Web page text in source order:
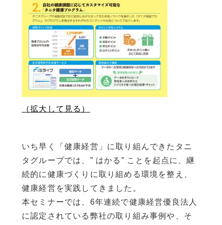
（拡大して見る）
いち早く「健康経営」に取り組んできたタニ
タグループでは、” はかる” ことを起点に、継
続的に健康づくりに取り組める環境を整え、
健康経営を実践してきました。
本セミナーでは、6年連続で健康経営優良法人
に認定されている弊社の取り組み事例や、そ